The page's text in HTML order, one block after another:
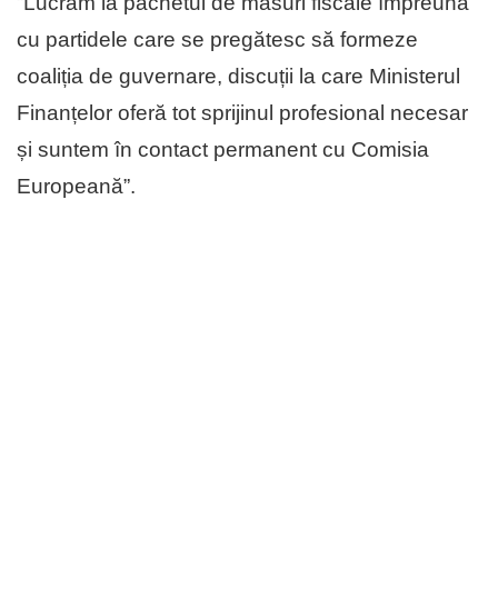
cu partidele care se pregătesc să formeze
coaliția de guvernare, discuții la care Ministerul
Finanțelor oferă tot sprijinul profesional necesar
și suntem în contact permanent cu Comisia
Europeană”.